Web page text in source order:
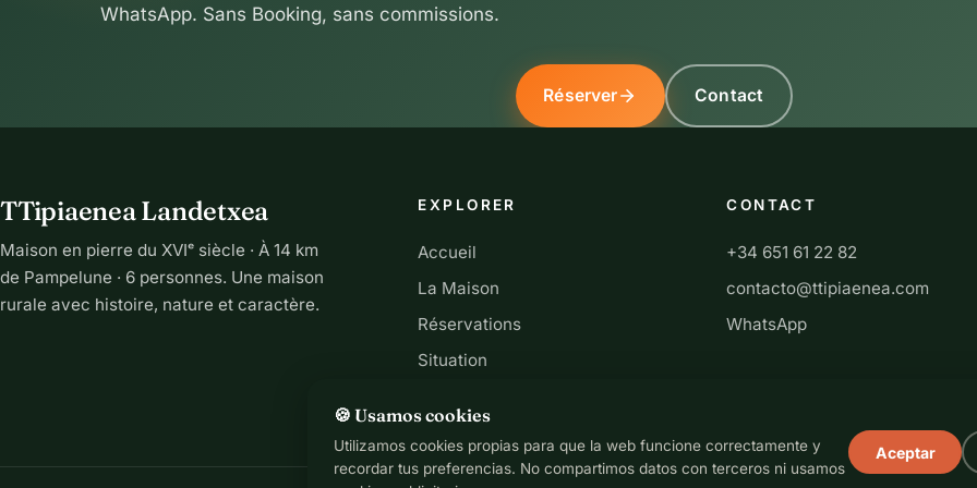
WhatsApp. Sans Booking, sans commissions.
Réserver Contact
TTipiaenea Landetxea
Maison en pierre du XVIᵉ siècle · À 14 km
de Pampelune · 6 personnes. Une maison
rurale avec histoire, nature et caractère.
EXPLORER
Accueil
La Maison
Réservations
Situation
CONTACT
+34 651 61 22 82
contacto@ttipiaenea.com
WhatsApp
🍪 Usamos cookies
Utilizamos cookies propias para que la web funcione correctamente y
recordar tus preferencias. No compartimos datos con terceros ni usamos
Aceptar